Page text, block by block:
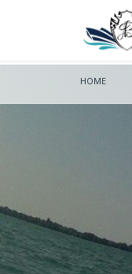
HOME